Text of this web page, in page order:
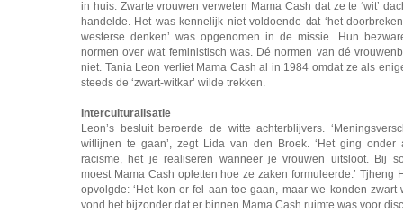
in huis. Zwarte vrouwen verweten Mama Cash dat ze te ‘wit’
handelde. Het was kennelijk niet voldoende dat ‘het
westerse denken’ was opgenomen in de missie. Hun
normen over wat feministisch was. Dé normen van dé
niet. Tania Leon verliet Mama Cash al in 1984 omdat ze als
steeds de ‘zwart-witkar’ wilde trekken.
Interculturalisatie
Leon’s besluit beroerde de witte achterblijvers.
witlijnen te gaan’, zegt Lida van den Broek. ‘Het ging onder
racisme, het je realiseren wanneer je vrouwen uitsloot. Bij
moest Mama Cash opletten hoe ze zaken formuleerde.’ Tjheng
opvolgde: ‘Het kon er fel aan toe gaan, maar we konden
vond het bijzonder dat er binnen Mama Cash ruimte was voor